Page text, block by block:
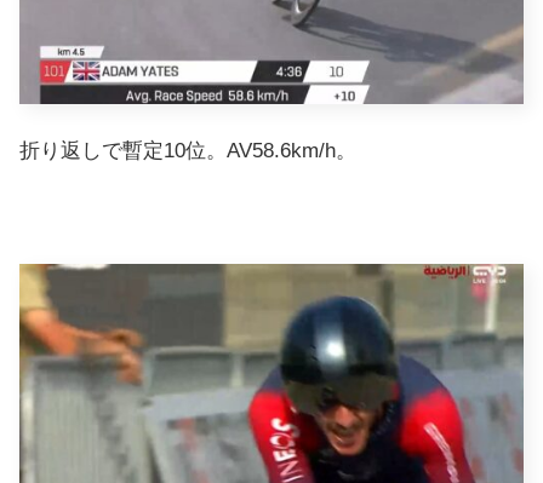
折り返しで暫定10位。AV58.6km/h。